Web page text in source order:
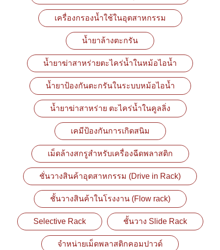
เครื่องกรองน้ำใช้ในอุตสาหกรรม
น้ำยาล้างตะกรัน
น้ำยาฆ่าสาหร่ายตะไคร่น้ำในหม้อไอน้ำ
น้ำยาป้องกันตะกรันในระบบหม้อไอน้ำ
น้ำยาฆ่าสาหร่าย ตะไคร่น้ำในคูลลิ่ง
เคมีป้องกันการเกิดสนิม
เม็ดล้างสกรูสำหรับเครื่องฉีดพลาสติก
ชั่นวางสินค้าอุตสาหกรรม (Drive in Rack)
ชั้นวางสินค้าในโรงงาน (Flow rack)
Selective Rack ชั้นวาง Slide Rack
จำหน่ายเม็ดพลาสติกคอมปาวด์